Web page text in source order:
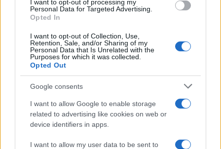
I want to opt-out of processing my
Personal Data for Targeted Advertising.
Opted In
I want to opt-out of Collection, Use,
Retention, Sale, and/or Sharing of my
Personal Data that Is Unrelated with the
Purposes for which it was collected.
Opted Out
Google consents
I want to allow Google to enable storage
related to advertising like cookies on web or
device identifiers in apps.
I want to allow my user data to be sent to